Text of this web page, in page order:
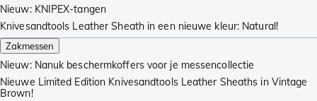
Nieuw: KNIPEX-tangen
Knivesandtools Leather Sheath in een nieuwe kleur: Natural!
Zakmessen
Nieuw: Nanuk beschermkoffers voor je messencollectie
Nieuwe Limited Edition Knivesandtools Leather Sheaths in Vintage
Brown!